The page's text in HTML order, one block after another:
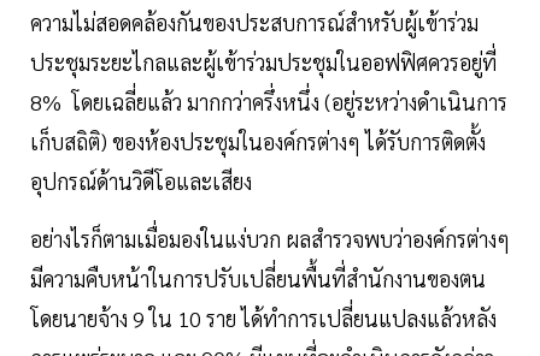
ความไม่สอดคล้องกันของประสบการณ์สำหรับผู้เข้าร่วม
ประชุมระยะไกลและผู้เข้าร่วมประชุมในออฟฟิศควรอยู่ที่
8% โดยเฉลี่ยแล้ว มากกว่าครึ่งหนึ่ง (อยู่ระหว่างดำเนินการ
เก็บสถิติ) ของห้องประชุมในองค์กรต่างๆ ได้รับการติดตั้ง
อุปกรณ์ด้านวิดีโอและเสียง
อย่างไรก็ตามเมื่อมองในแง่บวก ผลสำรวจพบว่าองค์กรต่างๆ
มีความคืบหน้าในการปรับเปลี่ยนพื้นที่สำนักงานของตน
โดยนายจ้าง 9 ใน 10 ราย ได้ทำการเปลี่ยนแปลงแล้วหลัง